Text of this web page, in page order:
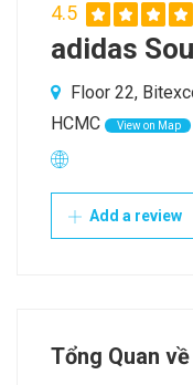
4.5
adidas
Floor 22,
HCMC
View on Map
Add a review
Tổng Quan